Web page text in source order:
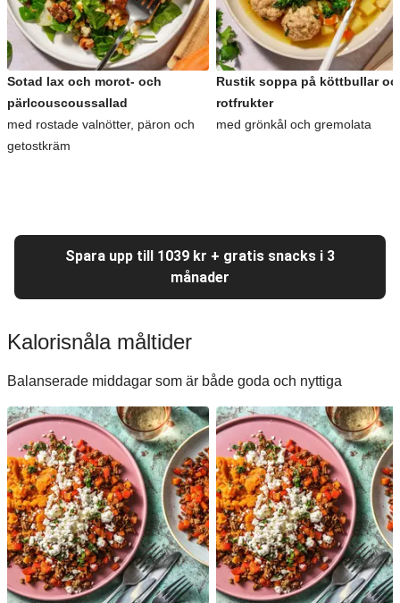
Sotad lax och morot- och
pärlcouscoussallad
med rostade valnötter, päron och
getostkräm
Rustik soppa på köttbullar
rotfrukter
med grönkål och gremolata
Spara upp till 1039 kr + gratis snacks i 3
månader
Kalorisnåla måltider
Balanserade middagar som är både goda och nyttiga